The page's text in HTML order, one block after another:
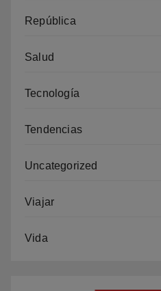
República
Salud
Tecnología
Tendencias
Uncategorized
Viajar
Vida